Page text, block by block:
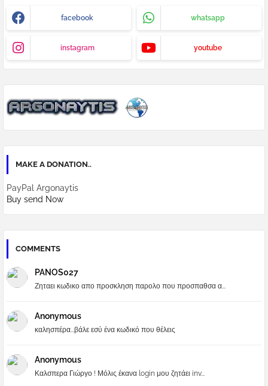
facebook whatsapp
instagram youtube
MAKE A DONATION..
PayPal Argonaytis
Buy send Now
COMMENTS
PANOS027
Ζηταει κωδικο απο προσκληση παρολο που προσπαθσα α...
Anonymous
καλησπέρα...βάλε εσύ ένα κωδικό που θέλεις
Anonymous
Καλσπερα Γιώργο ! Μόλις έκανα login μου ζητάει inv...